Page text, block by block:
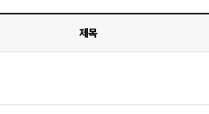
제목